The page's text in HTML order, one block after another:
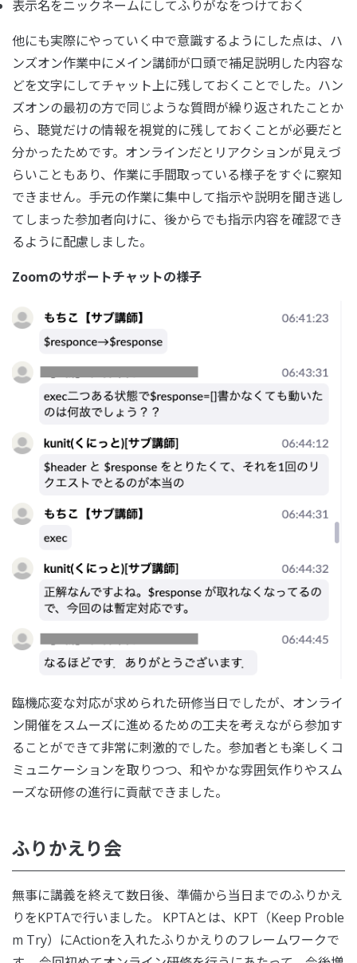
表示名をニックネームにしてふりがなをつけておく
他にも実際にやっていく中で意識するようにした点は、ハ
ンズオン作業中にメイン講師が口頭で補足説明した内容な
どを文字にしてチャット上に残しておくことでした。ハン
ズオンの最初の方で同じような質問が繰り返されたことか
ら、聴覚だけの情報を視覚的に残しておくことが必要だと
分かったためです。オンラインだとリアクションが見えづ
らいこともあり、作業に手間取っている様子をすぐに察知
できません。手元の作業に集中して指示や説明を聞き逃し
てしまった参加者向けに、後からでも指示内容を確認でき
るように配慮しました。
Zoomのサポートチャットの様子
臨機応変な対応が求められた研修当日でしたが、オンライ
ン開催をスムーズに進めるための工夫を考えながら参加す
ることができて非常に刺激的でした。参加者とも楽しくコ
ミュニケーションを取りつつ、和やかな雰囲気作りやスム
ーズな研修の進行に貢献できました。
ふりかえり会
無事に講義を終えて数日後、準備から当日までのふりかえ
りをKPTAで行いました。 KPTAとは、KPT（Keep Proble
m Try）にActionを入れたふりかえりのフレームワークで